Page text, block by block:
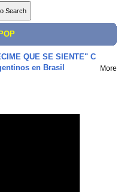
QUE SE SIENTE" C
en Brasil
More